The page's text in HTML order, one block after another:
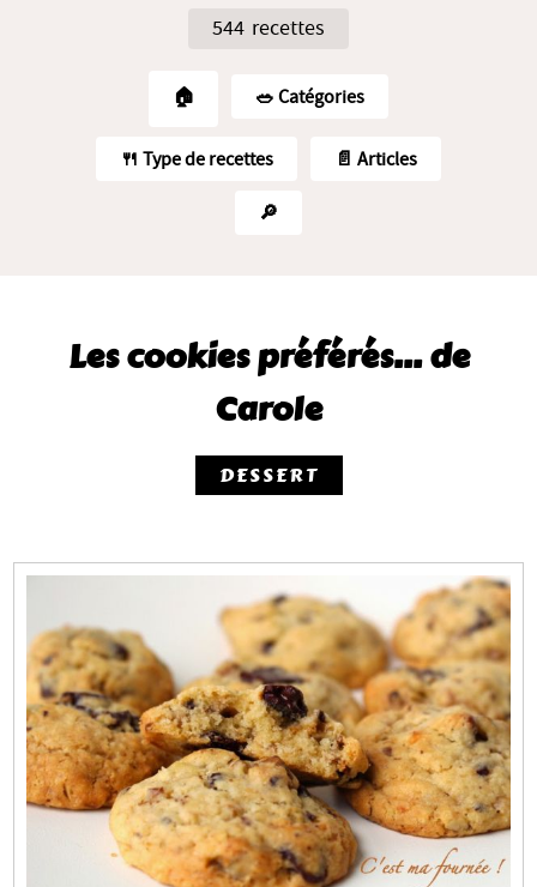
544 recettes
🏠 🥗️ Catégories
🍴 Type de recettes 📄 Articles
🔎
Les cookies préférés... de
Carole
DESSERT